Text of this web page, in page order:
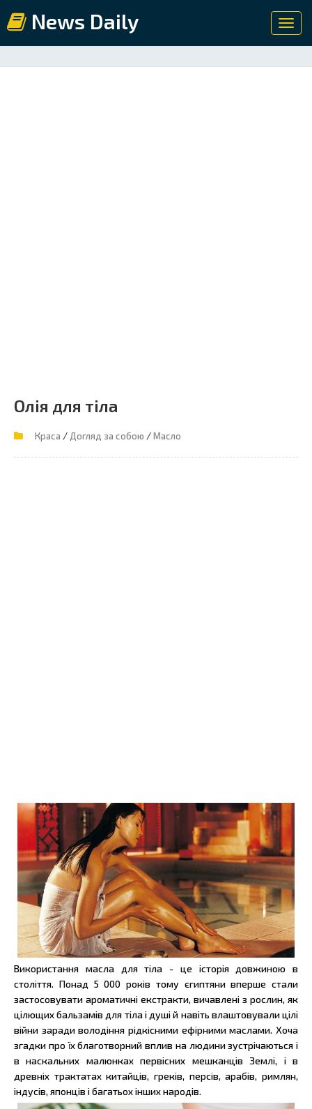
News Daily
Олія для тіла
Краса / Догляд за собою /Масло
Використання масла для тіла - це історія довжиною в
століття. Понад 5 000 років тому єгиптяни вперше стали
застосовувати ароматичні екстракти, вичавлені з рослин, як
цілющих бальзамів для тіла і душі й навіть влаштовували цілі
війни заради володіння рідкісними ефірними маслами. Хоча
згадки про їх благотворний вплив на людини зустрічаються і
в наскальних малюнках первісних мешканців Землі, і в
древніх трактатах китайців, греків, персів, арабів, римлян,
індусів, японців і багатьох інших народів.